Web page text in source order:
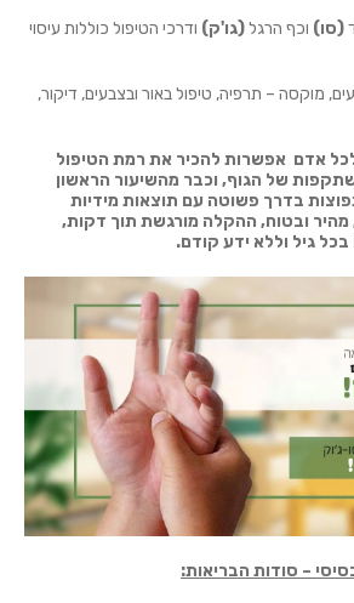
(סו) וכף הרגל(גו'ק) ודרכי הטיפול כוללות עיסוי
מוקסה – תרפיה, טיפול באור ובצבעים, דיקור,
אדם אפשרות להכיר את רמת הטיפול
של הגוף, וכבר מהשיעור הראשון
בדרך פשוטה עם תוצאות מידיות
מהיר ובטוח, ההקלה מורגשת תוך דקות,
גיל וללא ידע קודם.
– סודות הבריאות: